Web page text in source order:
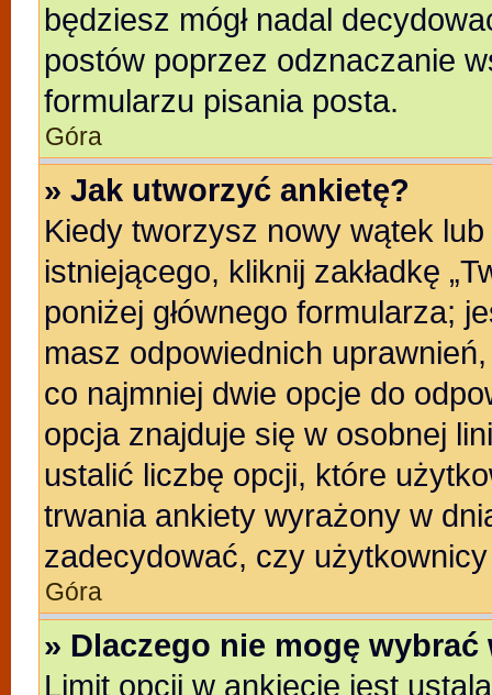
będziesz mógł nadal
postów poprzez odznaczanie
formularzu pisania posta.
Góra
» Jak utworzyć ankietę?
Kiedy tworzysz nowy wątek
istniejącego, kliknij zakładkę
poniżej głównego formularza;
masz odpowiednich
co najmniej dwie opcje do
opcja znajduje się w osobnej
ustalić liczbę opcji, które
trwania ankiety wyrażony w
zadecydować, czy
Góra
» Dlaczego nie mogę
Limit opcji w ankiecie jest